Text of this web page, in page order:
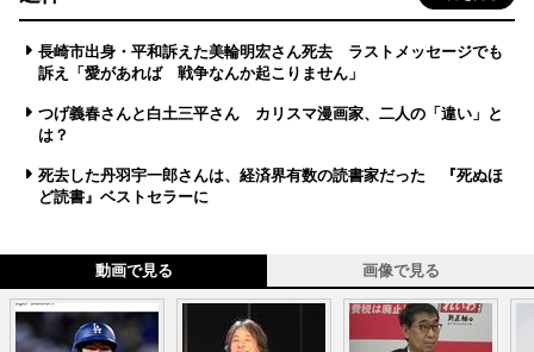
長崎市出身・平和訴えた美輪明宏さん死去 ラストメッセージでも
訴え「愛があれば 戦争なんか起こりません」
つげ義春さんと白土三平さん カリスマ漫画家、二人の「違い」と
は？
死去した丹羽宇一郎さんは、経済界有数の読書家だった 『死ぬほ
ど読書』ベストセラーに
動画で見る 画像で見る